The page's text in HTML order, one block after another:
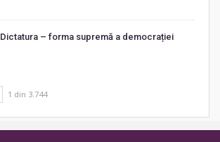
Dictatura – forma supremă a democrației
1 din 3.744